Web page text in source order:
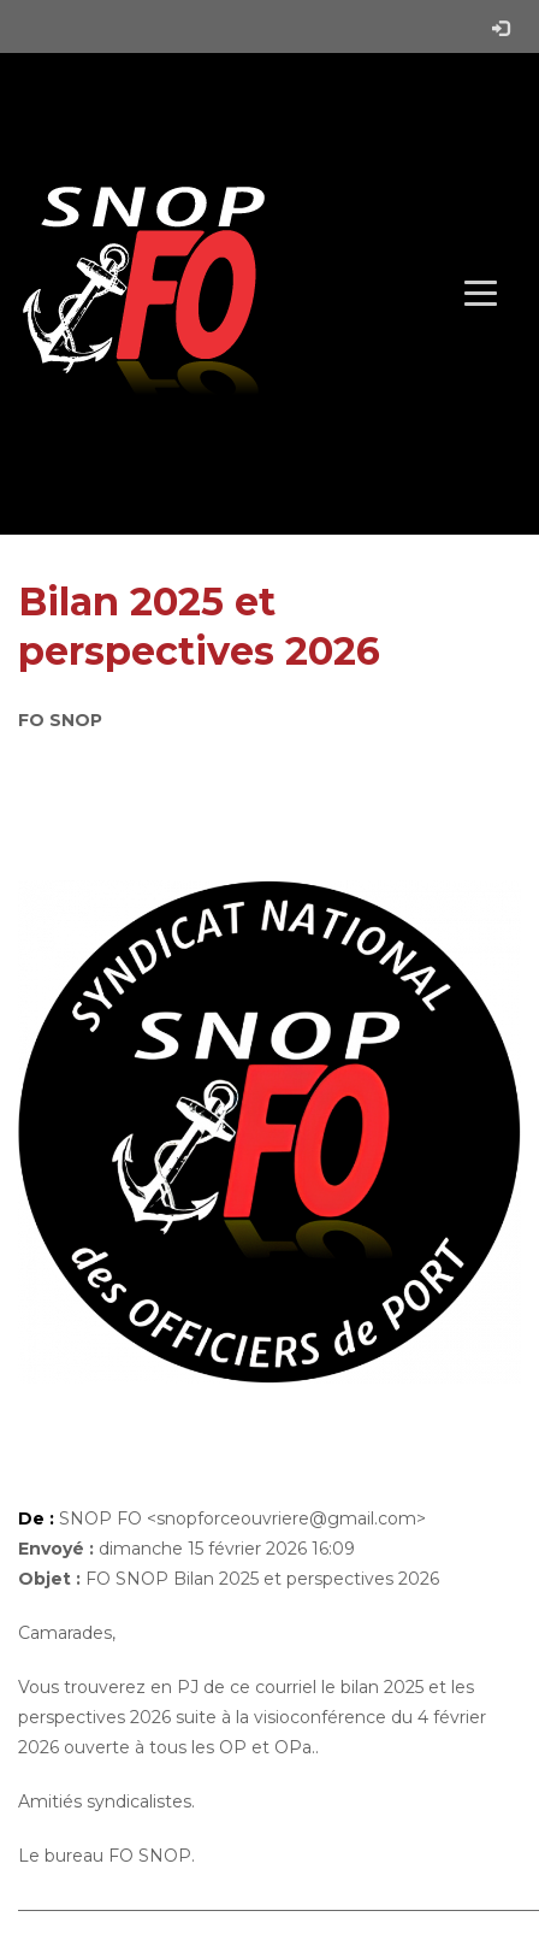
Bilan 2025 et
perspectives 2026
FO SNOP
De : SNOP FO <snopforceouvriere@gmail.com>
Envoyé : dimanche 15 février 2026 16:09
Objet : FO SNOP Bilan 2025 et perspectives 2026
Camarades,
Vous trouverez en PJ de ce courriel le bilan 2025 et les
perspectives 2026 suite à la visioconférence du 4 février
2026 ouverte à tous les OP et OPa..
Amitiés syndicalistes.
Le bureau FO SNOP.